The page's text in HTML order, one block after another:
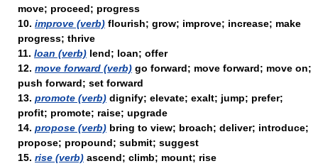
move; proceed; progress
10. improve (verb) flourish; grow; improve; increase; make
progress; thrive
11. loan (verb) lend; loan; offer
12. move forward (verb) go forward; move forward; move on;
push forward; set forward
13. promote (verb) dignify; elevate; exalt; jump; prefer;
profit; promote; raise; upgrade
14. propose (verb) bring to view; broach; deliver; introduce;
propose; propound; submit; suggest
15. rise (verb) ascend; climb; mount; rise